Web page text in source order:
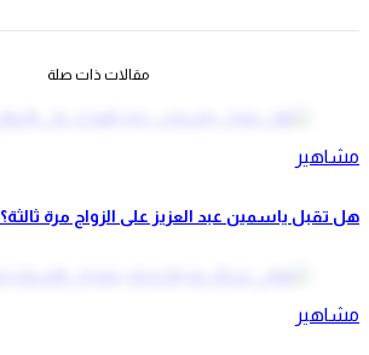
مقالات ذات صلة
مشاهير
هل تقبل ياسمين عبد العزيز على الزواج مرة ثالثة؟
مشاهير